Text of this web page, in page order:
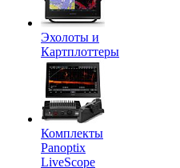
Эхолоты и
Картплоттеры
Комплекты
Panoptix
LiveScope